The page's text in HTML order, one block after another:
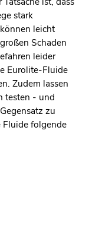
stark
leicht
Schaden
leider
Eurolite-Fluide
Zudem lassen
testen - und
zu
Fluide folgende